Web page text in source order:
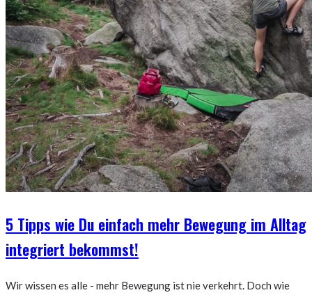
5 Tipps wie Du einfach mehr Bewegung im Alltag
integriert bekommst!
Wir wissen es alle - mehr Bewegung ist nie verkehrt. Doch wie